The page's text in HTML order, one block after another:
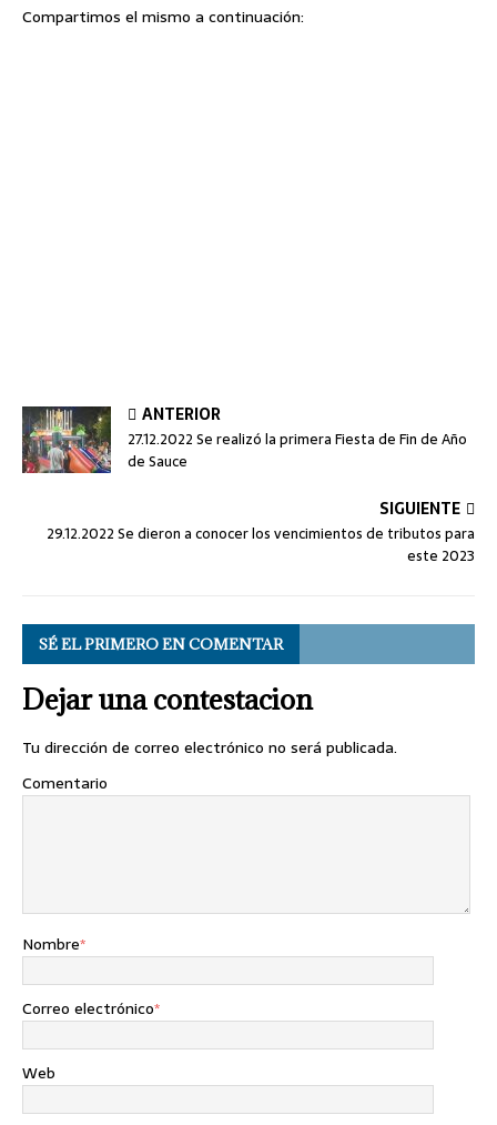
Compartimos el mismo a continuación:
ANTERIOR
27.12.2022 Se realizó la primera Fiesta de Fin de Año
de Sauce
SIGUIENTE
29.12.2022 Se dieron a conocer los vencimientos de tributos para
este 2023
SÉ EL PRIMERO EN COMENTAR
Dejar una contestacion
Tu dirección de correo electrónico no será publicada.
Comentario
Nombre*
Correo electrónico*
Web